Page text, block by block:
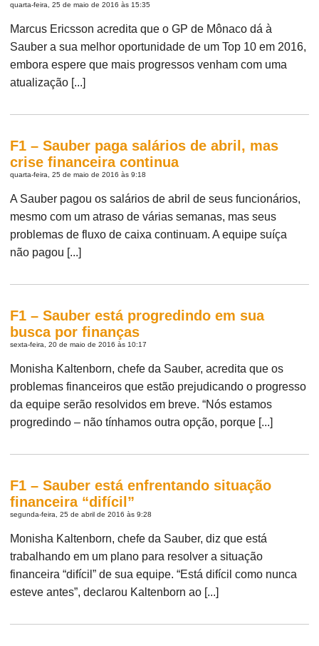
quarta-feira, 25 de maio de 2016 às 15:35
Marcus Ericsson acredita que o GP de Mônaco dá à
Sauber a sua melhor oportunidade de um Top 10 em 2016,
embora espere que mais progressos venham com uma
atualização [...]
F1 – Sauber paga salários de abril, mas
crise financeira continua
quarta-feira, 25 de maio de 2016 às 9:18
A Sauber pagou os salários de abril de seus funcionários,
mesmo com um atraso de várias semanas, mas seus
problemas de fluxo de caixa continuam. A equipe suíça
não pagou [...]
F1 – Sauber está progredindo em sua
busca por finanças
sexta-feira, 20 de maio de 2016 às 10:17
Monisha Kaltenborn, chefe da Sauber, acredita que os
problemas financeiros que estão prejudicando o progresso
da equipe serão resolvidos em breve. “Nós estamos
progredindo – não tínhamos outra opção, porque [...]
F1 – Sauber está enfrentando situação
financeira “difícil”
segunda-feira, 25 de abril de 2016 às 9:28
Monisha Kaltenborn, chefe da Sauber, diz que está
trabalhando em um plano para resolver a situação
financeira “difícil” de sua equipe. “Está difícil como nunca
esteve antes”, declarou Kaltenborn ao [...]